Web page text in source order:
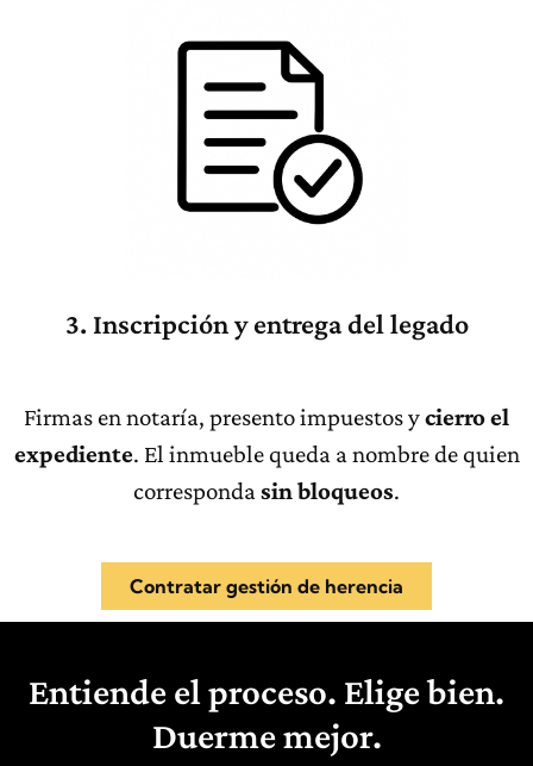
3. Inscripción y entrega del legado
Firmas en notaría, presento impuestos ycierro el
expediente. El inmueble queda a nombre de quien
correspondasin bloqueos.
Contratar gestión de herencia
Entiende el proceso. Elige bien.
Duerme mejor.